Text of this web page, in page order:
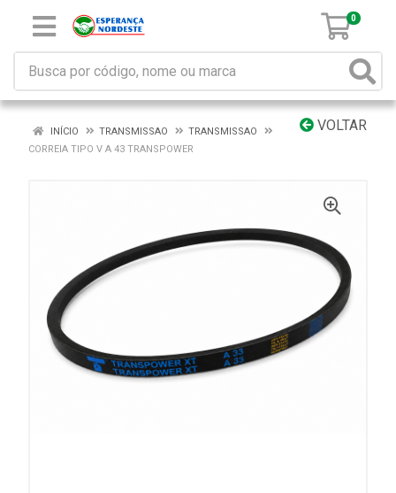
0
VOLTAR
INÍCIO TRANSMISSAO
TRANSMISSAO
CORREIA TIPO V A 43 TRANSPOWER